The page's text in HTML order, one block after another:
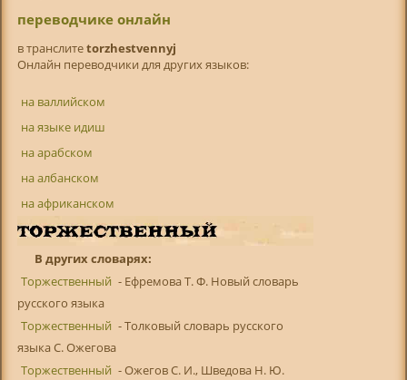
переводчике онлайн
в транслитetorzhestvennyj
Онлайн переводчики для других языков:
на валлийском
на языке идиш
на арабском
на албанском
на африканском
В других словарях:
Торжественный - Ефремова Т. Ф. Новый словарь
русского языка
Торжественный - Толковый словарь русского
языка С. Ожегова
Торжественный - Ожегов С. И., Шведова Н. Ю.